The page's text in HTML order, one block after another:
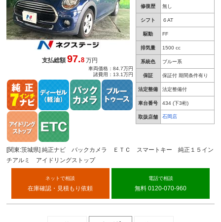
修復歴 無し
シフト ６AT
駆動 FF
排気量 1500 cc
系統色 ブルー系
保証 保証付 期間条件有り
法定整備 法定整備付
車台番号 434 (下3桁)
取扱店舗 石岡店
支払総額97.8 万円
車両価格：84.7万円
諸費用：13.1万円
[関東:茨城県] 純正ナビ バックカメラ ＥＴＣ スマートキー 純正１５イン
チアルミ アイドリングストップ
ネットで相談
在庫確認・見積もり依頼
電話で相談
無料 0120-070-960